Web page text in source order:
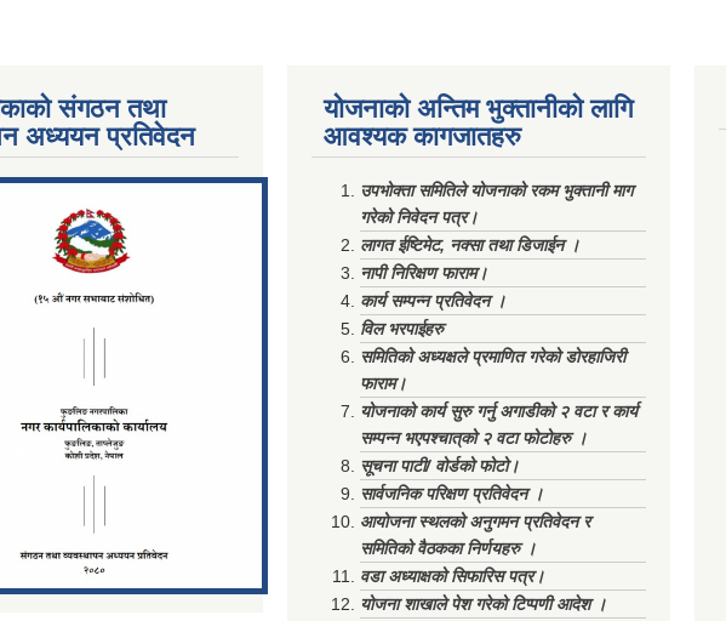
Al...
संगठन तथा
अध्ययन प्रतिवेदन
योजनाको अन्तिम भुक्तानीको लागि
आवश्यक कागजातहरु
उपभोक्ता समितिले योजनाको रकम भुक्तानी माग
गरेको निवेदन पत्र।
लागत ईष्टिमेट, नक्सा तथा डिजाईन ।
नापी निरिक्षण फाराम।
कार्य सम्पन्न प्रतिवेदन ।
विल भरपाईहरु
समितिको अध्यक्षले प्रमाणित गरेको डोरहाजिरी
फाराम।
योजनाको कार्य सुरु गर्नु अगाडीको २ वटा र कार्य
सम्पन्न भएपश्चात्‌को २ वटा फोटोहरु ।
सूचना पाटी/ वोर्डको फोटो।
सार्वजनिक परिक्षण प्रतिवेदन ।
आयोजना स्थलको अनुगमन प्रतिवेदन र
समितिको वैठकका निर्णयहरु ।
वडा अध्याक्षको सिफारिस पत्र।
योजना शाखाले पेश गरेको टिप्पणी आदेश ।